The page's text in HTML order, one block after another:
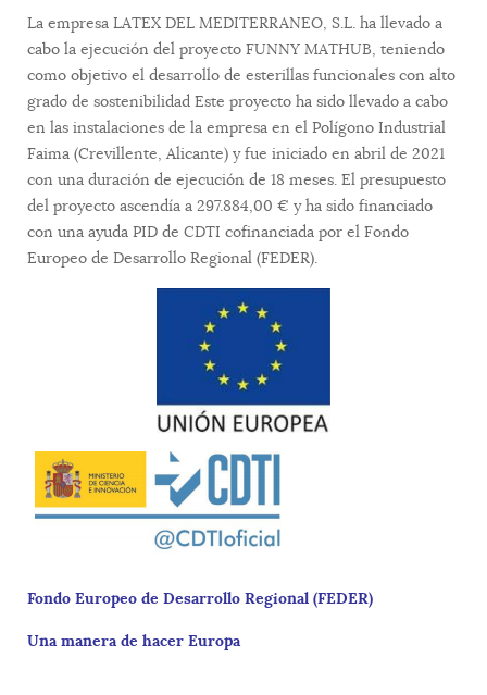
La empresa LATEX DEL MEDITERRANEO, S.L. ha llevado a
cabo la ejecución del proyecto FUNNY MATHUB, teniendo
como objetivo el desarrollo de esterillas funcionales con alto
grado de sostenibilidad Este proyecto ha sido llevado a cabo
en las instalaciones de la empresa en el Polígono Industrial
Faima (Crevillente, Alicante) y fue iniciado en abril de 2021
con una duración de ejecución de 18 meses. El presupuesto
del proyecto ascendía a 297.884,00 € y ha sido financiado
con una ayuda PID de CDTI cofinanciada por el Fondo
Europeo de Desarrollo Regional (FEDER).
Fondo Europeo de Desarrollo Regional (FEDER)
Una manera de hacer Europa